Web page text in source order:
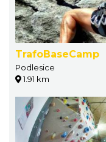
TrafoBaseCamp
Podlesice
1.91 km